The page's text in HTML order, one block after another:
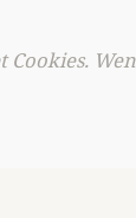
Cookies.